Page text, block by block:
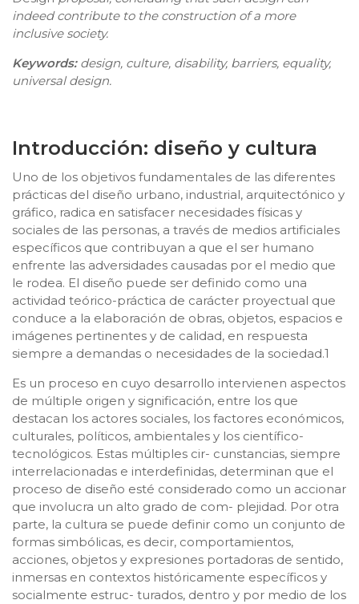
indeed contribute to the construction of a more
inclusive society.
Keywords: design, culture, disability, barriers, equality,
universal design.
Introducción: diseño y cultura
Uno de los objetivos fundamentales de las diferentes
prácticas del diseño urbano, industrial, arquitectónico y
gráfico, radica en satisfacer necesidades físicas y
sociales de las personas, a través de medios artificiales
específicos que contribuyan a que el ser humano
enfrente las adversidades causadas por el medio que
le rodea. El diseño puede ser definido como una
actividad teórico-práctica de carácter proyectual que
conduce a la elaboración de obras, objetos, espacios e
imágenes pertinentes y de calidad, en respuesta
siempre a demandas o necesidades de la sociedad.1
Es un proceso en cuyo desarrollo intervienen aspectos
de múltiple origen y significación, entre los que
destacan los actores sociales, los factores económicos,
culturales, políticos, ambientales y los científico-
tecnológicos. Estas múltiples cir- cunstancias, siempre
interrelacionadas e interdefinidas, determinan que el
proceso de diseño esté considerado como un accionar
que involucra un alto grado de com- plejidad. Por otra
parte, la cultura se puede definir como un conjunto de
formas simbólicas, es decir, comportamientos,
acciones, objetos y expresiones portadoras de sentido,
inmersas en contextos históricamente específicos y
socialmente estruc- turados, dentro y por medio de los